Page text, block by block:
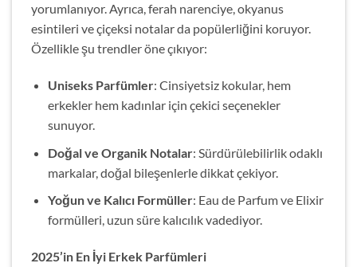
yorumlanıyor. Ayrıca, ferah narenciye, okyanus
esintileri ve çiçeksi notalar da popülerliğini koruyor.
Özellikle şu trendler öne çıkıyor:
Uniseks Parfümler: Cinsiyetsiz kokular, hem
erkekler hem kadınlar için çekici seçenekler
sunuyor.
Doğal ve Organik Notalar: Sürdürülebilirlik odaklı
markalar, doğal bileşenlerle dikkat çekiyor.
Yoğun ve Kalıcı Formüller: Eau de Parfum ve Elixir
formülleri, uzun süre kalıcılık vadediyor.
2025’in En İyi Erkek Parfümleri